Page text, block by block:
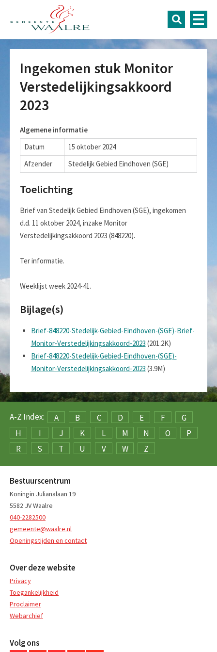
Ingekomen stuk Monitor
Verstedelijkingsakkoord
2023
Algemene informatie
Datum
15 oktober 2024
Afzender
Stedelijk Gebied Eindhoven (SGE)
Toelichting
Brief van Stedelijk Gebied Eindhoven (SGE), ingekomen
d.d. 11 oktober 2024, inzake Monitor
Verstedelijkingsakkoord 2023 (848220).
Ter informatie.
Weeklijst week 2024-41.
Bijlage(s)
Brief-848220-Stedelijk-Gebied-Eindhoven-(SGE)-Brief-
Monitor-Verstedelijkingsakkoord-2023 (201.2K)
Brief-848220-Stedelijk-Gebied-Eindhoven-(SGE)-
Monitor-Verstedelijkingsakkoord-2023 (3.9M)
A-Z Index: A B C D E F
G
H
I J K L M N O
P
R
S T U V W Z
Bestuurscentrum
Koningin Julianalaan 19
5582 JV Waalre
040-2282500
gemeente@waalre.nl
Openingstijden en contact
Over deze website
Privacy
Toegankelijkheid
Proclaimer
Webarchief
Volg ons